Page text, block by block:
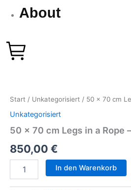
About
Start / Unkategorisiert / 50 x 70 cm
Unkategorisiert
50 x 70 cm Legs in a Rope
850,00 €
cm
Legs
a
-
a11289
Menge
In den Warenkorb